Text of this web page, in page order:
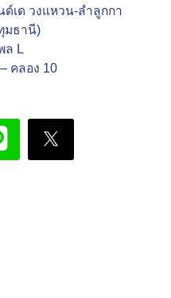
เด วงแหวน-ลำลูกกา
มธานี)
ล L
คลอง 10